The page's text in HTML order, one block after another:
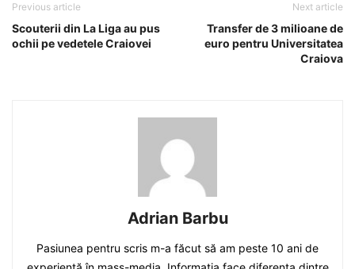
Previous article
Scouterii din La Liga au pus
ochii pe vedetele Craiovei
Next article
Transfer de 3 milioane de
euro pentru Universitatea
Craiova
Adrian Barbu
Pasiunea pentru scris m-a făcut să am peste 10 ani de